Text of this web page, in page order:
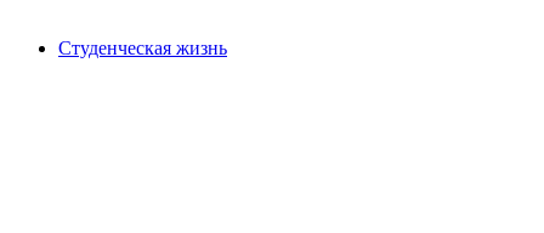
Студенческая жизнь